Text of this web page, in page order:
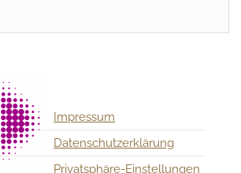
Impressum
Datenschutzerklärung
Privatsphäre-Einstellungen